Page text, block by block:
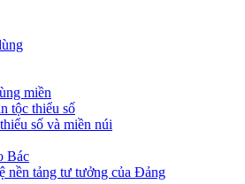
miền
tộc thiểu số
số và miền núi
Bác
nền tảng tư tưởng của Đảng